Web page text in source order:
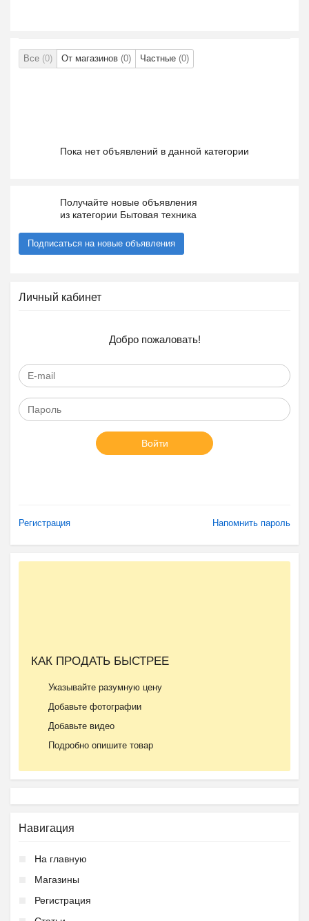
Все (0) От магазинов (0) Частные (0)
Пока нет объявлений в данной категории
Получайте новые объявления
из категории Бытовая техника
Подписаться на новые объявления
Личный кабинет
Добро пожаловать!
Войти
Регистрация Напомнить пароль
КАК ПРОДАТЬ БЫСТРЕЕ
Указывайте разумную цену
Добавьте фотографии
Добавьте видео
Подробно опишите товар
Навигация
На главную
Магазины
Регистрация